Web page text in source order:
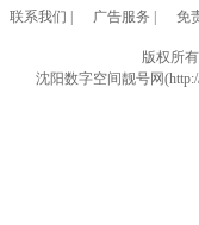
联系我们 广告服务 免
版权所
沈阳数字空间靓号网